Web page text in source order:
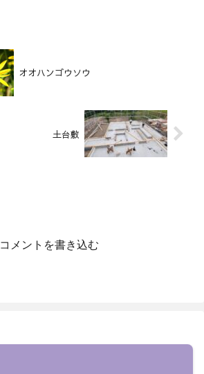
オオハンゴウソウ
土台敷
コメントを書き込む